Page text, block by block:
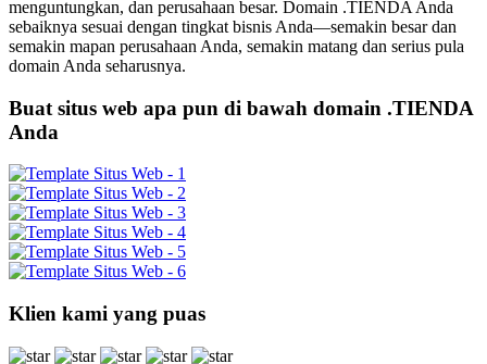
menguntungkan, dan perusahaan besar. Domain .TIENDA Anda
sebaiknya sesuai dengan tingkat bisnis Anda—semakin besar dan
semakin mapan perusahaan Anda, semakin matang dan serius pula
domain Anda seharusnya.
Buat situs web apa pun di bawah domain .TIENDA
Anda
Klien kami yang puas